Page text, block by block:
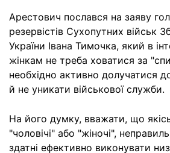
Арестович послався на заяву
резервістів Сухопутних військ
України Івана Тимочка, який в
жінкам не треба ховатися за
необхідно активно долучатися
й не уникати військової служби.
На його думку, вважати, що
"чоловічі" або "жіночі",
здатні ефективно виконувати